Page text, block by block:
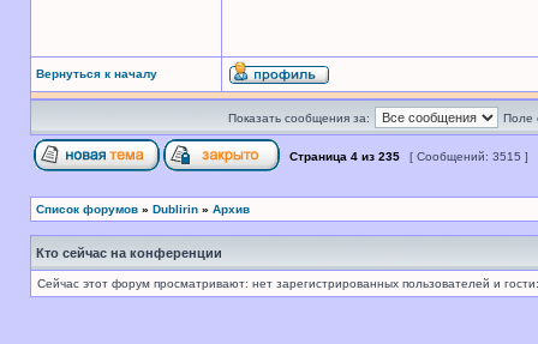
Вернуться к началу
Показать сообщения за: Поле
Страница 4 из 235 [ Сообщений: 3515 ]
Список форумов » Dublirin » Архив
Кто сейчас на конференции
Сейчас этот форум просматривают: нет зарегистрированных пользователей и